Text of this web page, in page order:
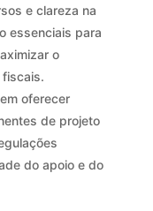
e clareza na
essenciais para
o
oferecer
de projeto
do apoio e do